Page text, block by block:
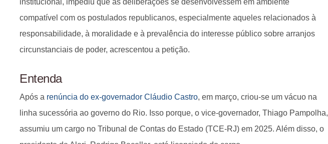
institucional, impediu que as deliberações se desenvolvessem em ambiente
compatível com os postulados republicanos, especialmente aqueles relacionados à
responsabilidade, à moralidade e à prevalência do interesse público sobre arranjos
circunstanciais de poder, acrescentou a petição.
Entenda
Após a renúncia do ex-governador Cláudio Castro, em março, criou-se um vácuo na
linha sucessória ao governo do Rio. Isso porque, o vice-governador, Thiago Pampolha,
assumiu um cargo no Tribunal de Contas do Estado (TCE-RJ) em 2025. Além disso, o